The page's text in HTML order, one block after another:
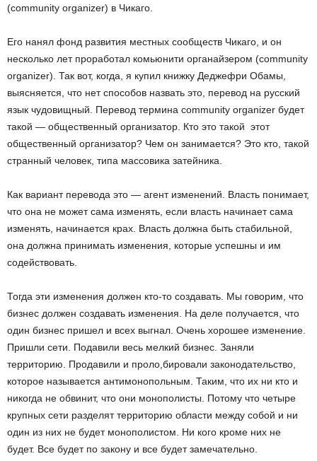
(community organizer) в Чикаго.
Его нанял фонд развития местных сообществ Чикаго, и он
несколько лет проработал комьюнити органайзером (community
organizer). Так вот, когда, я купил книжку Деджефри Обамы,
выясняется, что нет способов назвать это, перевод на русский
язык чудовищный. Перевод термина community organizer будет
такой — общественный организатор. Кто это такой этот
общественный организатор? Чем он занимается? Это кто, такой
странный человек, типа массовика затейника.
Как вариант перевода это — агент изменений. Власть понимает,
что она не может сама изменять, если власть начинает сама
изменять, начинается крах. Власть должна быть стабильной,
она должна принимать изменения, которые успешны и им
содействовать.
Тогда эти изменения должен кто-то создавать. Мы говорим, что
бизнес должен создавать изменения. На деле получается, что
один бизнес пришел и всех выгнал. Очень хорошее изменение.
Пришли сети. Подавили весь мелкий бизнес. Заняли
территорию. Продавили и проло,бировали законодательство,
которое называется антимонопольным. Таким, что их ни кто и
никогда не обвинит, что они монополисты. Потому что четыре
крупных сети разделят территорию области между собой и ни
один из них не будет монополистом. Ни кого кроме них не
будет. Все будет по закону и все будет замечательно.